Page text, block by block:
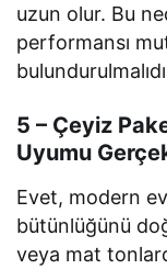
uzun olur. Bu
performansı
5 – Çeyiz
Uyumu
Evet, modern
bütünlüğünü
veya mat